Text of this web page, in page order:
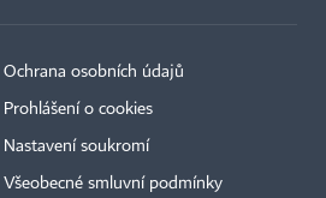
Ochrana osobních údajů
Prohlášení o cookies
Nastavení soukromí
Všeobecné smluvní podmínky